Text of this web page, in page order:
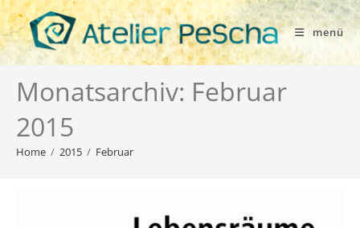
menü
Monatsarchiv: Februar
2015
Home / 2015 / Februar